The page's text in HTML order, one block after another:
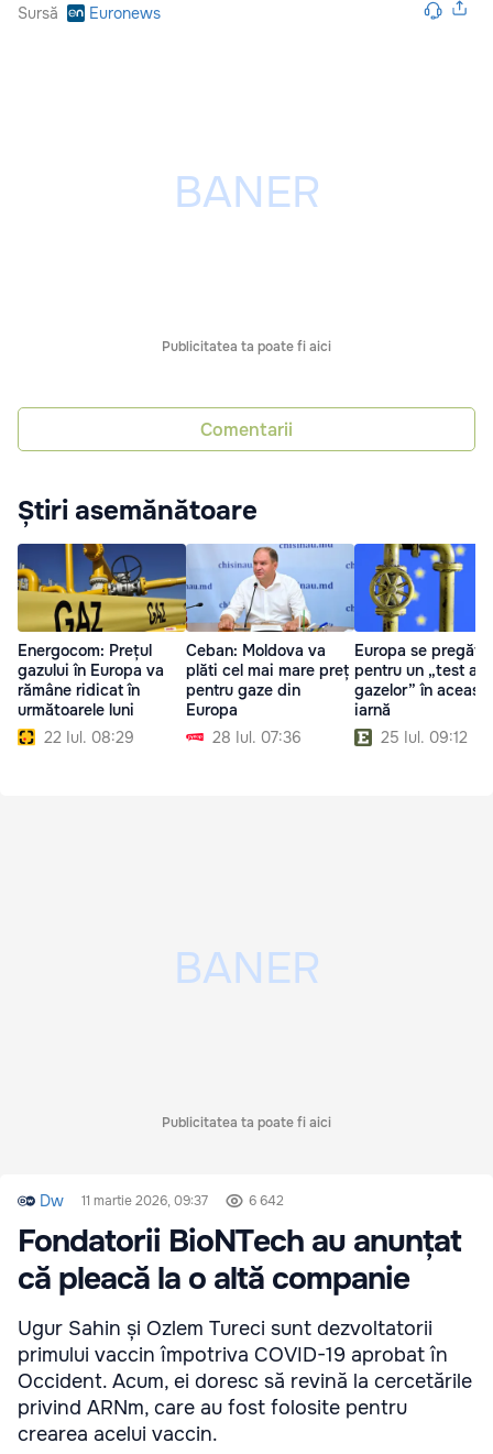
Sursă Euronews
Publicitatea ta poate fi aici
Comentarii
Știri asemănătoare
Energocom: Prețul
gazului în Europa va
rămâne ridicat în
următoarele luni
22 Iul. 08:29
Ceban: Moldova va
plăti cel mai mare preț
pentru gaze din
Europa
28 Iul. 07:36
Europa se
pentru un „test al
gazelor” în
iarnă
25 Iul. 09:12
Publicitatea ta poate fi aici
Dw 11 martie 2026, 09:37 6 642
Fondatorii BioNTech au anunțat
că pleacă la o altă companie
Ugur Sahin și Ozlem Tureci sunt dezvoltatorii
primului vaccin împotriva COVID-19 aprobat în
Occident. Acum, ei doresc să revină la cercetările
privind ARNm, care au fost folosite pentru
crearea acelui vaccin.